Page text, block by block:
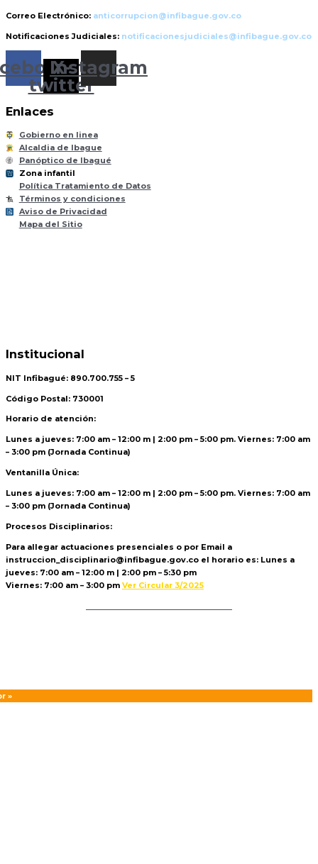
Correo Electrónico: anticorrupcion@infibague.gov.co
Notificaciones Judiciales: notificacionesjudiciales@infibague.gov.co
X-
twitter
Instagram
Enlaces
Gobierno en linea
Alcaldia de Ibague
Panóptico de Ibagué
til
Zona infantil
Política Tratamiento de Datos
Términos y condiciones
Aviso de Privacidad
Mapa del Sitio
Institucional
NIT Infibagué: 890.700.755 – 5
Código Postal: 730001
Horario de atención:
Lunes a jueves: 7:00 am – 12:00 m | 2:00 pm – 5:00 pm. Viernes: 7:00 am
– 3:00 pm (Jornada Continua)
Ventanilla Única:
Lunes a jueves: 7:00 am – 12:00 m | 2:00 pm – 5:00 pm. Viernes: 7:00 am
– 3:00 pm (Jornada Continua)
Procesos Disciplinarios:
Para allegar actuaciones presenciales o por Email a
instruccion_disciplinario@infibague.gov.co el horario es: Lunes a
jueves: 7:00 am – 12:00 m | 2:00 pm – 5:30 pm
Viernes: 7:00 am – 3:00 pm Ver Circular 3/2025
»